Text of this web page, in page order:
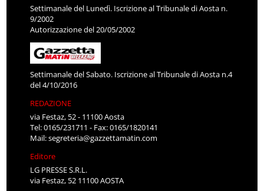
Settimanale del Lunedì. Iscrizione al Tribunale di Aosta n.
9/2002
Autorizzazione del 20/05/2002
Settimanale del Sabato. Iscrizione al Tribunale di Aosta n.4
del 4/10/2016
REDAZIONE
via Festaz, 52 - 11100 Aosta
Tel: 0165/231711 - Fax: 0165/1820141
Mail:segreteria@gazzettamatin.com
Editore
LG PRESSE S.R.L.
via Festaz, 52 11100 AOSTA